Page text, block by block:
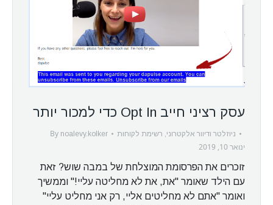
עסק רציני חייב Opt In כדי למכור יותר
ניוזלטר ודיוור אלקטרוני, רשימת לקוחות By noalevy.kolker
ינואר 10, 2019
זוכרים את הפרסומת המוצלחת של במבה שוש? זאת
עם הילד שאומר "את, את לא מחליטה עליי!" וממשיך
ואומר "אתם לא מחליטים אליי, רק אני מחליט עליי"